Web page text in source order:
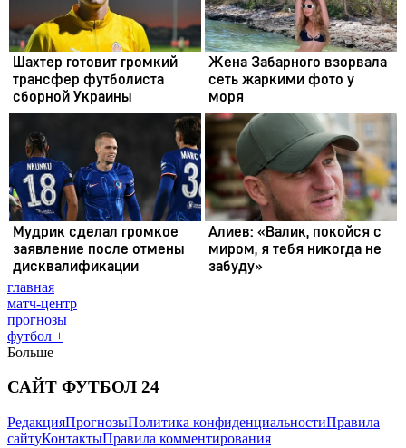
главная
матч-центр
прогнозы
футбол +
Больше
САЙТ ФУТБОЛ 24
РедакцияПрогнозыПолитика конфиденциальностиПравила
сайтуКонтактыПравила комментирования